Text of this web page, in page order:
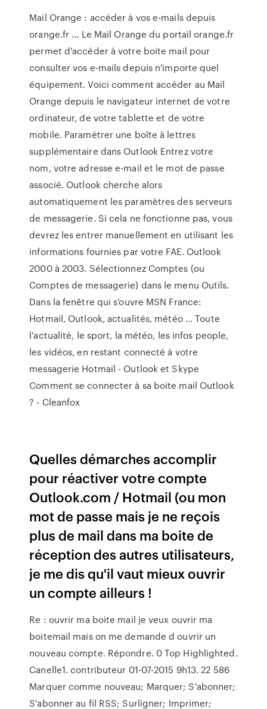
Mail Orange : accéder à vos e-mails depuis
orange.fr ... Le Mail Orange du portail orange.fr
permet d'accéder à votre boite mail pour
consulter vos e-mails depuis n'importe quel
équipement. Voici comment accéder au Mail
Orange depuis le navigateur internet de votre
ordinateur, de votre tablette et de votre
mobile. Paramétrer une boîte à lettres
supplémentaire dans Outlook Entrez votre
nom, votre adresse e-mail et le mot de passe
associé. Outlook cherche alors
automatiquement les paramètres des serveurs
de messagerie. Si cela ne fonctionne pas, vous
devrez les entrer manuellement en utilisant les
informations fournies par votre FAE. Outlook
2000 à 2003. Sélectionnez Comptes (ou
Comptes de messagerie) dans le menu Outils.
Dans la fenêtre qui s’ouvre MSN France:
Hotmail, Outlook, actualités, météo ... Toute
l'actualité, le sport, la météo, les infos people,
les vidéos, en restant connecté à votre
messagerie Hotmail - Outlook et Skype
Comment se connecter à sa boite mail Outlook
? - Cleanfox
Quelles démarches accomplir
pour réactiver votre compte
Outlook.com / Hotmail (ou mon
mot de passe mais je ne reçois
plus de mail dans ma boite de
réception des autres utilisateurs,
je me dis qu'il vaut mieux ouvrir
un compte ailleurs !
Re : ouvrir ma boite mail je veux ouvrir ma
boitemail mais on me demande d ouvrir un
nouveau compte. Répondre. 0 Top Highlighted.
Canelle1. contributeur ‎01-07-2015 9h13. 22 586
Marquer comme nouveau; Marquer; S'abonner;
S'abonner au fil RSS; Surligner; Imprimer;